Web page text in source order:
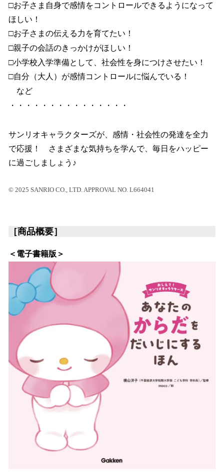
□お子さま自身で感情をコントロールできるようになって
ほしい！
□お子さまの伝える力を育てたい！
□親子の会話のきっかけがほしい！
□小学校入学準備として、社会性を身につけさせたい！
□自分（大人）が感情コントロールに悩んでいる！
など
・・・・・・・・・・・・・・・
サンリオキャラクターズが、感情・社会性の発達を全力
で応援！ さまざまな気持ちを学んで、毎日をハッピー
に過ごしましょう♪
© 2025 SANRIO CO., LTD. APPROVAL NO. L664041
［商品概要］
＜電子書籍版＞